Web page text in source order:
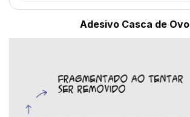
Adesivo Casca de Ovo